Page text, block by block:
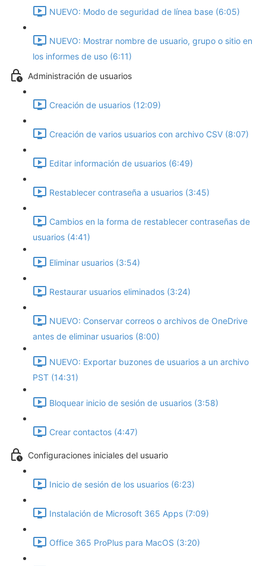
NUEVO: Modo de seguridad de línea base‎ (6:05)
NUEVO: Mostrar nombre de usuario, grupo o sitio en
los informes de uso (6:11)
Administración de usuarios
Creación de usuarios (12:09)
Creación de varios usuarios con archivo CSV (8:07)
Editar información de usuarios (6:49)
Restablecer contraseña a usuarios (3:45)
Cambios en la forma de restablecer contraseñas de
usuarios (4:41)
Eliminar usuarios (3:54)
Restaurar usuarios eliminados (3:24)
NUEVO: Conservar correos o archivos de OneDrive
antes de eliminar usuarios (8:00)
NUEVO: Exportar buzones de usuarios a un archivo
PST (14:31)
Bloquear inicio de sesión de usuarios (3:58)
Crear contactos (4:47)
Configuraciones iniciales del usuario
Inicio de sesión de los usuarios (6:23)
Instalación de Microsoft 365 Apps (7:09)
Office 365 ProPlus para MacOS (3:20)